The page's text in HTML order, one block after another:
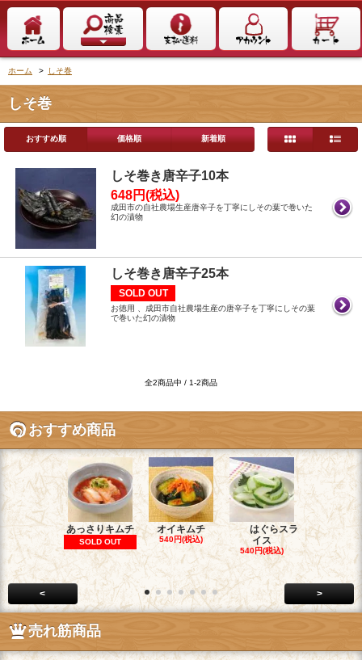
ホーム > しそ巻
しそ巻
おすすめ順 価格順 新着順
しそ巻き唐辛子10本
648円(税込)
成田市の自社農場生産唐辛子を丁寧にしその葉で巻いた
幻の漬物
しそ巻き唐辛子25本
SOLD OUT
お徳用 、成田市自社農場生産の唐辛子を丁寧にしその葉
で巻いた幻の漬物
全2商品中 / 1-2商品
おすすめ商品
あっさりキムチ
SOLD OUT
オイキムチ
540円(税込)
はぐらスラ
イス
540円(税込)
割干しキ
SOLD
< >
売れ筋商品